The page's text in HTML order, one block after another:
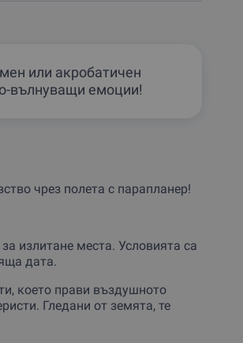
или акробатичен
вълнуващи емоции!
чрез полета с парапланер!
излитане места. Условията са
дата.
което прави въздушното
Гледани от земята, те